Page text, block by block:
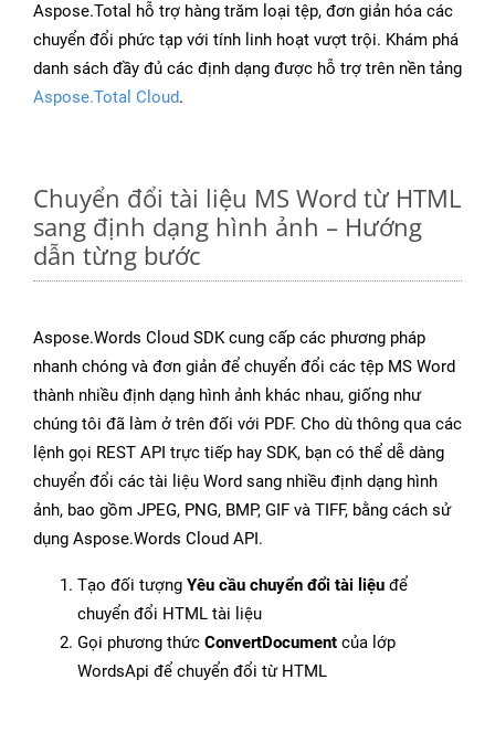
Aspose.Total hỗ trợ hàng trăm loại tệp, đơn giản hóa các
chuyển đổi phức tạp với tính linh hoạt vượt trội. Khám phá
danh sách đầy đủ các định dạng được hỗ trợ trên nền tảng
Aspose.Total Cloud.
Chuyển đổi tài liệu MS Word từ HTML
sang định dạng hình ảnh – Hướng
dẫn từng bước
Aspose.Words Cloud SDK cung cấp các phương pháp
nhanh chóng và đơn giản để chuyển đổi các tệp MS Word
thành nhiều định dạng hình ảnh khác nhau, giống như
chúng tôi đã làm ở trên đối với PDF. Cho dù thông qua các
lệnh gọi REST API trực tiếp hay SDK, bạn có thể dễ dàng
chuyển đổi các tài liệu Word sang nhiều định dạng hình
ảnh, bao gồm JPEG, PNG, BMP, GIF và TIFF, bằng cách sử
dụng Aspose.Words Cloud API.
Tạo đối tượng Yêu cầu chuyển đổi tài liệu để
chuyển đổi HTML tài liệu
Gọi phương thức ConvertDocument của lớp
WordsApi để chuyển đổi từ HTML